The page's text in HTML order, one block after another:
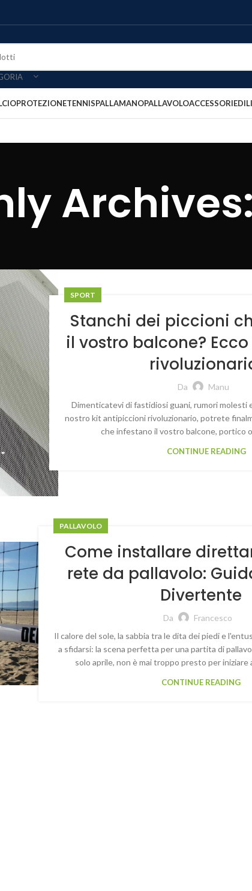
PROTEZIONETENNISPALLAMANOPALLAVOLOACCESSORI
SPORT
Stanchi dei piccioni
il vostro balcone?
Da
Manu
Dimenticatevi di fastidiosi guani, rumori molesti
nostro kit antipiccioni rivoluzionario, potrete
che infestano il vostro balcone, portico
CONTINUE READING
PALLAVOLO
Come installare
rete da pallavolo:
Divertente
Da
Francesco
Il calore del sole, la sabbia tra le dita dei piedi e
a sfidarsi: la scena perfetta per una partita di
solo aprile, non è mai troppo presto per iniziare
CONTINUE READING